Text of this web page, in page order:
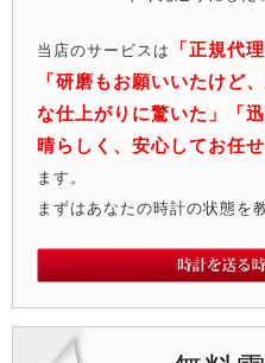
当店のサービスは
「正規代
「研磨もお願いいたけど
な仕上がりに驚いた」「
晴らしく、安心してお任せ
ます。
まずはあなたの時計の状態を